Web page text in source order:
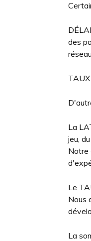
des
La
jeu,
Notre
Le
Nous
La